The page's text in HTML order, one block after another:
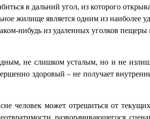
в дальний угол, из которого
жилище является одним из наиболее
нибудь из удаленных уголков
не слишком усталым, но и не
здоровый – не получает
человек может отрешиться от